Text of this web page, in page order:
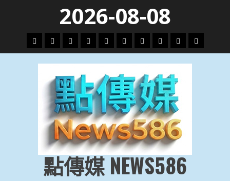
content
2026-08-08
頭
條
財
經
地
方.
會
文
教.
技
專
題
娛
樂
劇
政
治
國
際
運
動
生
活
點傳媒 NEWS586